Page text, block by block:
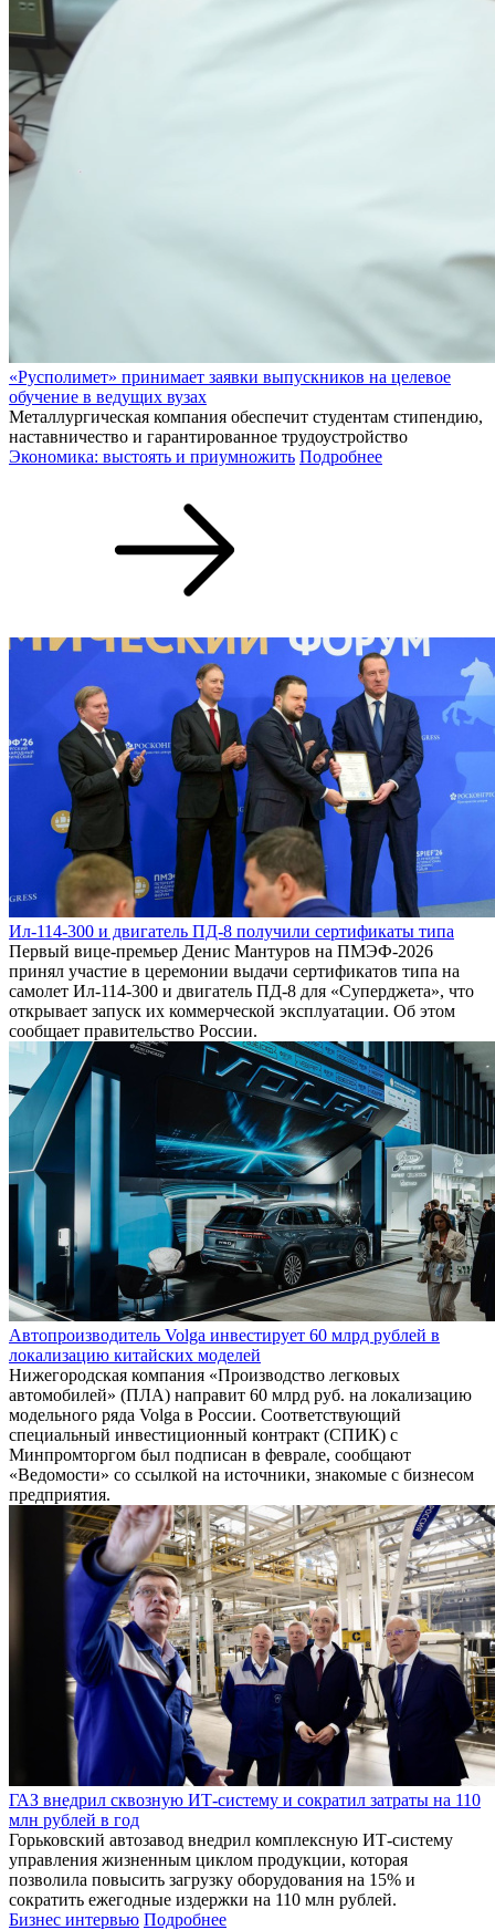
«Русполимет» принимает заявки выпускников на целевое
обучение в ведущих вузах
Металлургическая компания обеспечит студентам стипендию,
наставничество и гарантированное трудоустройство
Экономика: выстоять и приумножить Подробнее
Ил-114-300 и двигатель ПД-8 получили сертификаты типа
Первый вице-премьер Денис Мантуров на ПМЭФ-2026
принял участие в церемонии выдачи сертификатов типа на
самолет Ил-114-300 и двигатель ПД-8 для «Суперджета», что
открывает запуск их коммерческой эксплуатации. Об этом
сообщает правительство России.
Автопроизводитель Volga инвестирует 60 млрд рублей в
локализацию китайских моделей
Нижегородская компания «Производство легковых
автомобилей» (ПЛА) направит 60 млрд руб. на локализацию
модельного ряда Volga в России. Соответствующий
специальный инвестиционный контракт (СПИК) с
Минпромторгом был подписан в феврале, сообщают
«Ведомости» со ссылкой на источники, знакомые с бизнесом
предприятия.
ГАЗ внедрил сквозную ИТ-систему и сократил затраты на 110
млн рублей в год
Горьковский автозавод внедрил комплексную ИТ-систему
управления жизненным циклом продукции, которая
позволила повысить загрузку оборудования на 15% и
сократить ежегодные издержки на 110 млн рублей.
Бизнес интервью Подробнее